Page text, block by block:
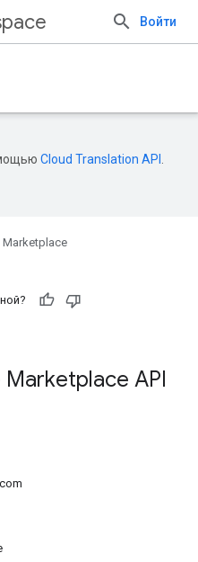
Войти
Cloud Translation API
Marketplace
API